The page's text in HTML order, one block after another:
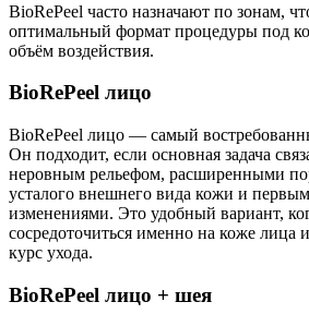
BioRePeel часто назначают по зонам,
оптимальный формат процедуры под
объём воздействия.
BioRePeel лицо
BioRePeel лицо — самый
Он подходит, если основная задача
неровным рельефом, расширенными
усталого внешнего вида кожи и
изменениями. Это удобный вариант,
сосредоточиться именно на коже лица
курс ухода.
BioRePeel лицо + шея